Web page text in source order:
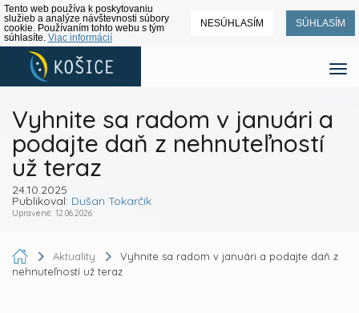
Tento web používa k poskytovaniu
služieb a analýze návštevnosti súbory
cookie. Používaním tohto webu s tým
súhlasíte. Viac informácií
NESÚHLASÍM SÚHLASÍM
Vyhnite sa radom v januári a
podajte daň z nehnuteľností
už teraz
24.10.2025
Publikoval: Dušan Tokarčík
Upravené: 12.06.2026
Aktuality
Vyhnite sa radom v januári a podajte daň z
nehnuteľností už teraz